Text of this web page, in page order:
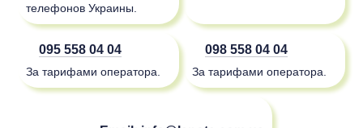
телефонов Украины.
095 558 04 04
За тарифами оператора.
098 558 04 04
За тарифами оператора.